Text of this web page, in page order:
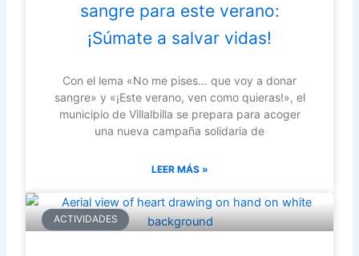
sangre para este verano:
¡Súmate a salvar vidas!
Con el lema «No me pises… que voy a donar
sangre» y «¡Este verano, ven como quieras!», el
municipio de Villalbilla se prepara para acoger
una nueva campaña solidaria de
LEER MÁS »
ACTIVIDADES